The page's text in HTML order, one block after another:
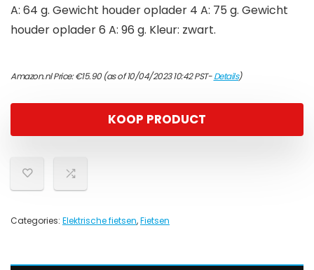
A: 64 g. Gewicht houder oplader 4 A: 75 g. Gewicht
houder oplader 6 A: 96 g. Kleur: zwart.
Amazon.nl Price:€15.90(as of 10/04/2023 10:42 PST-Details)
KOOP PRODUCT
Categories: Elektrische fietsen,Fietsen